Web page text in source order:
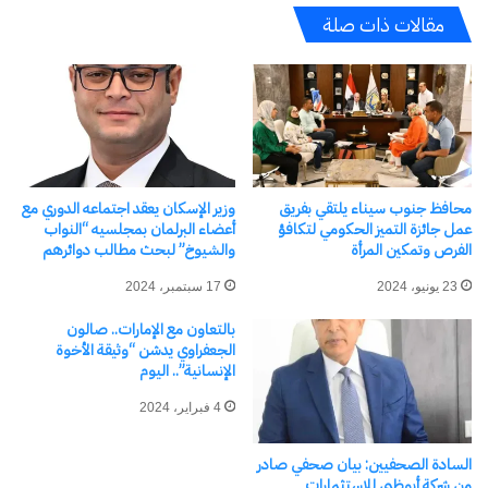
عندما أعدت بناء الإنسان أعدت بناء العالم “
بناء الإنسان هو أكبر رسالة لجميع الأنبياء والمرسلين
والمفكرين والمصلحين .
رأس المال البشري دعامة رئيسة للتنمية المستدامة
بناء الإنسان أحد المحاور التي إرتكزت عليها رؤية مصر
2030م
بناء الإنسان أساس لإكتشاف الذات وتطوير الذات .
بناء الإنسان هو الأساس لصناعة الحياة .
الإنسان صانع التغيير والقائم بالبناء والتطوير . وقد
أولت المجتمعات المتقدمة جل اهتمامها بالإنسان صانع
نهضتها والقائم بحضارتها .
والبناء الصحيح للإنسان لن يكون إلا بتربيته تربية شاملة
متوازنة جامعة بين الأصالة والمعاصرة فالتربية طوق
نجاة للأفراد والمجتمعات وهي تمثل فرضا حضاريا يجب
والعالممقالات ذات صلة
محافظ جنوب سيناء يلتقي بفريق
عمل جائزة التميز الحكومي لتكافؤ
الفرص وتمكين المرأة
23 يونيو، 2024
وزير الإسكان يعقد اجتماعه الدوري مع
أعضاء البرلمان بمجلسيه “النواب
والشيوخ” لبحث مطالب دوائرهم
17 سبتمبر، 2024
السادة الصحفيين: بيان صحفي صادر
بالتعاون مع الإمارات.. صالون
الجعفراوي يدشن “وثيقة الأخوة
الإنسانية”.. اليوم
4 فبراير، 2024